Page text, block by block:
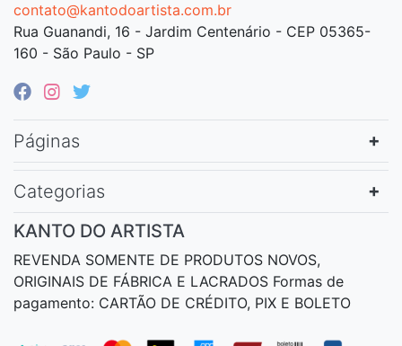
contato@kantodoartista.com.br
Rua Guanandi, 16 - Jardim Centenário - CEP 05365-
160 - São Paulo - SP
Páginas
Categorias
KANTO DO ARTISTA
REVENDA SOMENTE DE PRODUTOS NOVOS,
ORIGINAIS DE FÁBRICA E LACRADOS Formas de
pagamento: CARTÃO DE CRÉDITO, PIX E BOLETO